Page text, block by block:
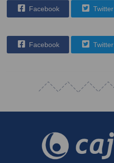
Facebook Twitter
Facebook Twitter